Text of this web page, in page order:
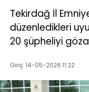
Tekirdağ İl
düzenledikleri
20 şüpheliyi
Giriş: 14-05-2026 11:22